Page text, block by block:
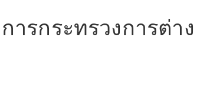
ารกระทรวงการต่าง